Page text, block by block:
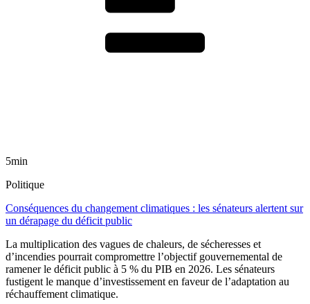
5min
Politique
Conséquences du changement climatiques : les sénateurs alertent sur
un dérapage du déficit public
La multiplication des vagues de chaleurs, de sécheresses et
d’incendies pourrait compromettre l’objectif gouvernemental de
ramener le déficit public à 5 % du PIB en 2026. Les sénateurs
fustigent le manque d’investissement en faveur de l’adaptation au
réchauffement climatique.